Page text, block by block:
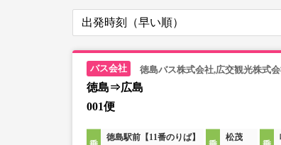
徳島バス株式会社,広交観光株式
徳島⇒広島
001便
徳島駅前【11番のりば】
松茂